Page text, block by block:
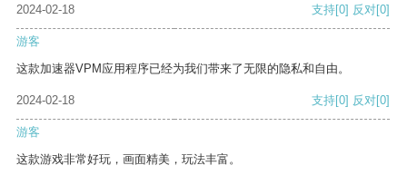
2024-02-18 支持[0] 反对[0]
游客
这款加速器VPM应用程序已经为我们带来了无限的隐私和自由。
2024-02-18 支持[0] 反对[0]
游客
这款游戏非常好玩，画面精美，玩法丰富。